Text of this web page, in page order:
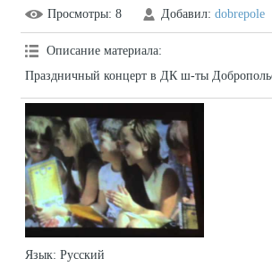
Просмотры: 8 Добавил: dobrepole
Описание материала:
Праздничный концерт в ДК ш-ты
Язык: Русский